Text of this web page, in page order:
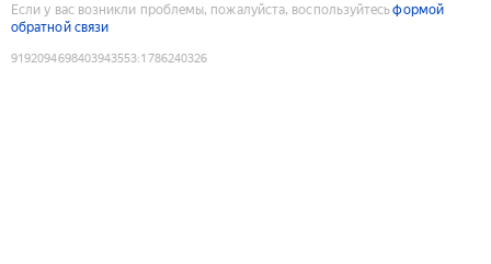
Если у вас возникли проблемы, пожалуйста, воспользуйтесьформой
обратной связи
9192094698403943553:1786240326